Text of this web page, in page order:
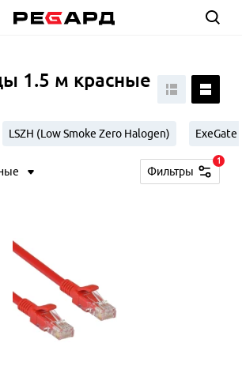
1.5 м красные
LSZH (Low Smoke Zero Halogen) ExeGate
Фильтры
1